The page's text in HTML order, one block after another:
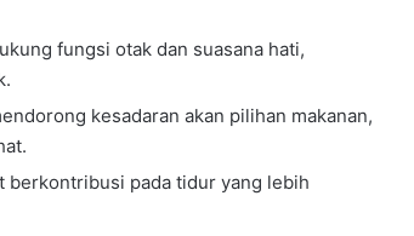
fungsi otak dan suasana hati,
kesadaran akan pilihan makanan,
berkontribusi pada tidur yang lebih